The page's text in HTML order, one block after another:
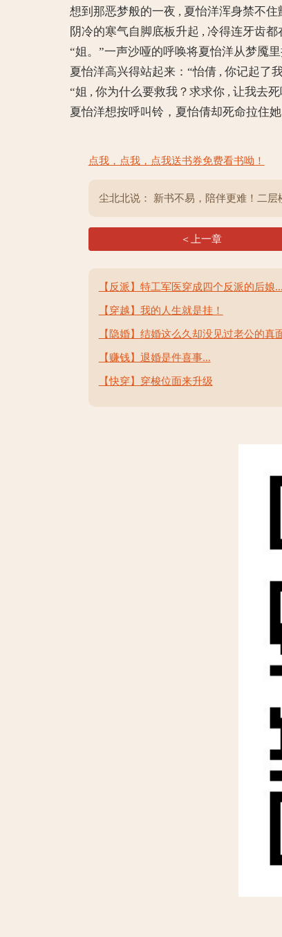
想到那恶梦般的一夜 , 夏怡洋浑身禁不住
阴冷的寒气自脚底板升起 , 冷得连牙齿都
“姐。”一声沙哑的呼唤将夏怡洋从梦魇里
夏怡洋高兴得站起来：“怡倩 , 你记起了
“姐 , 你为什么要救我？求求你 , 让我去死
夏怡洋想按呼叫铃，夏怡倩却死命拉住
点我，点我，点我送书券免费看书呦！
尘北北说： 新书不易，陪伴更难！二
＜上一章
【反派】特工军医穿成四个反派的后娘...
【穿越】我的人生就是挂！
【隐婚】结婚这么久却没见过老公的真
【赚钱】退婚是件喜事...
【快穿】穿梭位面来升级